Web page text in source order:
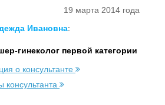
19 марта 2014 года
Ивановна:
гинеколог первой категории
о консультанте
консультанта